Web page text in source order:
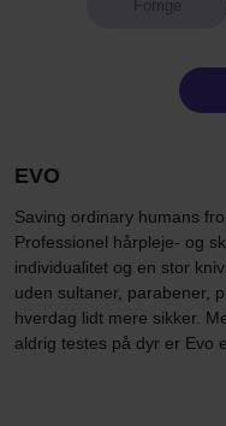
EVO
Saving ordinary humans
Professionel hårpleje- og
individualitet og en stor
uden sultaner, parabener,
hverdag lidt mere sikker.
aldrig testes på dyr er Evo